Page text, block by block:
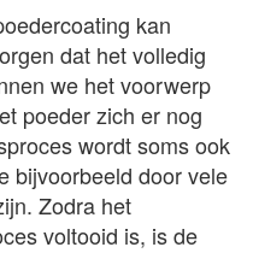
kan
dat het volledig
we het voorwerp
poeder zich er nog
wordt soms ook
bijvoorbeeld door vele
Zodra het
voltooid is, is de